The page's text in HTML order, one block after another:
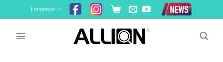
to
Language